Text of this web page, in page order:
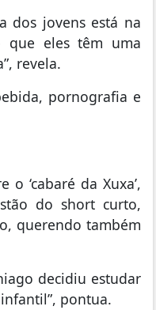
dos jovens está na
que eles têm uma
revela.
pornografia e
‘cabaré da Xuxa’,
do short curto,
querendo também
decidiu estudar
pontua.